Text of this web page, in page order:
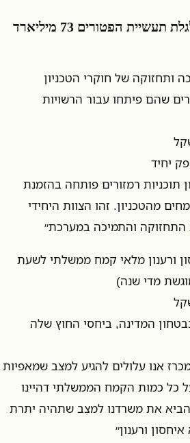
כדורי לא לבד - כך מגלגלת תעשיית הפטורים 73 מיליארד
של חוקרי הטכניון
שהם פיתחו עבור הרשויות
יחיד
תוכניות רמזורים פותחה בהזמנת
מהטכניון. זהו הצוות היחידי
והתמיכה במערכת״
ורענון מלאי קמח ממשלתי לשעת
מדי שנה)
המדינה, ביחסי החוץ שלה
אנו עלולים להגיע למצב שמאפיות
כל כמות הקמח הממשלתי דהיינו
להביא את משרדנו למצב שתהיה יתרת
ורענון״